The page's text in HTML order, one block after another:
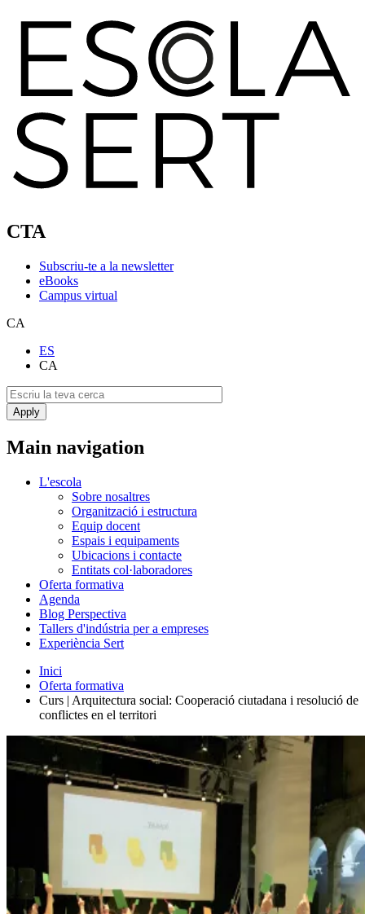
CTA
Subscriu-te a la newsletter
eBooks
Campus virtual
CA
ES
CA
Main navigation
L'escola
Sobre nosaltres
Organització i estructura
Equip docent
Espais i equipaments
Ubicacions i contacte
Entitats col·laboradores
Oferta formativa
Agenda
Blog Perspectiva
Tallers d'indústria per a empreses
Experiència Sert
Inici
Oferta formativa
Curs | Arquitectura social: Cooperació ciutadana i resolució de
conflictes en el territori